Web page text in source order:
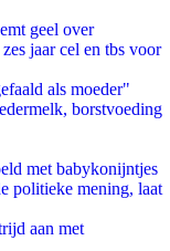
geel over
jaar cel en tbs voor
als moeder"
borstvoeding
met babykonijntjes
politieke mening, laat
aan met